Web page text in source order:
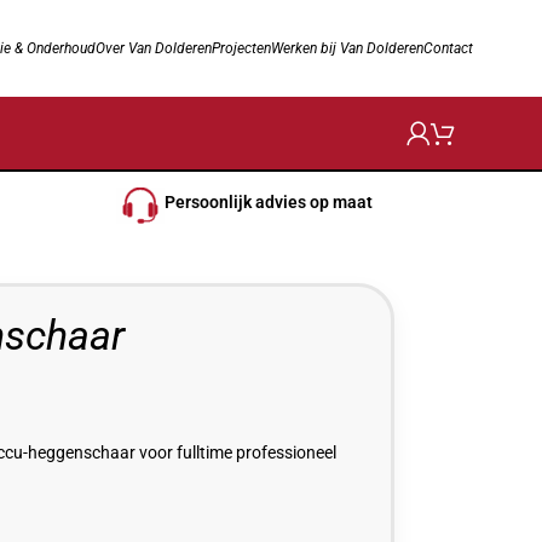
& OnderhoudOver Van DolderenProjectenWerken bij Van DolderenContact
Persoonlijk advies op maat
heggenschaar voor fulltime professioneel